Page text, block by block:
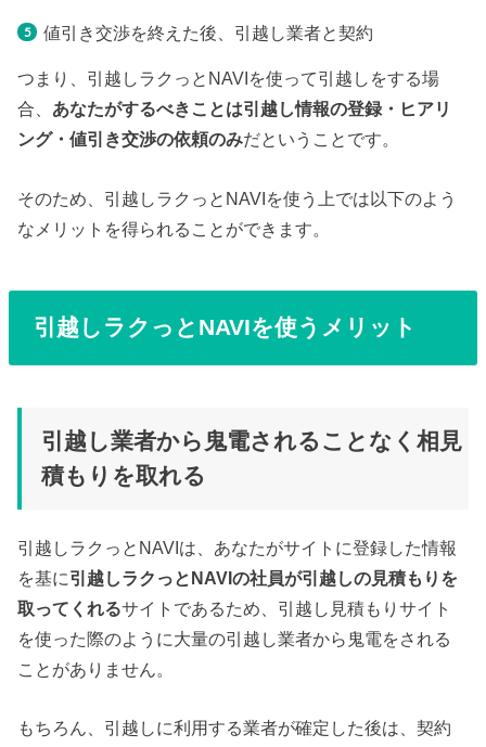
値引き交渉を終えた後、引越し業者と契約
つまり、引越しラクっとNAVIを使って引越しをする場
合、 あなたがするべきことは引越し情報の登録・ヒアリ
ング・値引き交渉の依頼のみだということです。
そのため、引越しラクっとNAVIを使う上では以下のよう
なメリットを得られることができます。
引越しラクっとNAVIを使うメリット
引越し業者から鬼電されることなく相見
積もりを取れる
引越しラクっとNAVIは、あなたがサイトに登録した情報
を基に引越しラクっとNAVIの社員が引越しの見積もりを
取ってくれるサイトであるため、引越し見積もりサイト
を使った際のように大量の引越し業者から鬼電をされる
ことがありません。
もちろん、引越しに利用する業者が確定した後は、契約